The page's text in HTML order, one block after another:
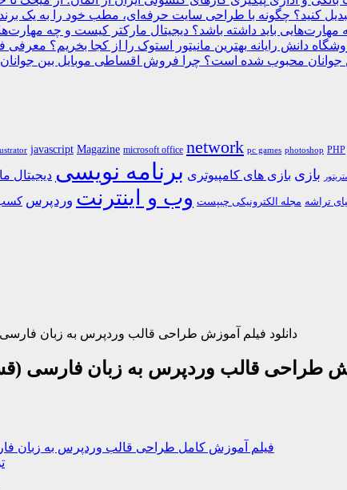
کنید؟
باید داشته باشد؟
دانش رایانه
جوانان محبوب شده است؟
javascript Magazine microsoft office network pc games photoshop PHP
بازی بازی های کامپیوتری برنامه نویسی دیجیتال
تراشه مجله الکترونیکی چیپست وب و اینترنت وردپرس کسب
دانلود فیلم آموزش طراحی قالب وردپرس به زبان
طراحی قالب وردپرس به زبان فارسی